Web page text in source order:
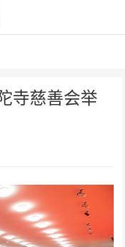
寺慈善会举